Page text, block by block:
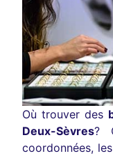
Où trouver des
Deux-Sèvres?
coordonnées,